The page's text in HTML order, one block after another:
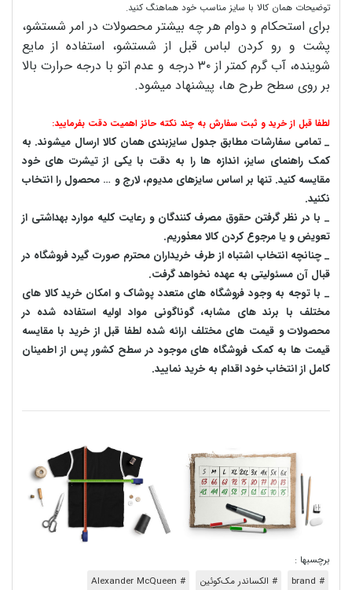
توضیحات همان کالا با سایز مناسب خود هماهنگ کنید.
برای استحکام و دوام هر چه بیشتر محصولات در امر شستشو،
پشت و رو کردن لباس قبل از شستشو، استفاده از مایع
شوینده، آب گرم کمتر از ۳۰ درجه و عدم اتو با درجه حرارت بالا
بر روی سطح طرح ها، پیشنهاد میشود.
لطفا قبل از خرید و ثبت سفارش به چند نکته حائز اهمیت دقت بفرمایید:
_ تمامی سفارشات مطابق جدول سایزبندی همان کالا ارسال میشوند. به
کمک راهنمای سایز، اندازه ها را به دقت با یکی از تیشرت های خود
مقایسه کنید. تنها بر اساس سایزهای مدیوم، لارج و … محصول را انتخاب
نکنید.
_ با در نظر گرفتن حقوق مصرف کنندگان و رعایت کلیه موارد بهداشتی از
تعویض و یا مرجوع کردن کالا معذوریم.
_ چنانچه انتخاب اشتباه از طرف خریداران محترم صورت گیرد فروشگاه در
قبال آن مسئولیتی به عهده نخواهد گرفت.
_ با توجه به‌ وجود فروشگاه های متعدد‌ پوشاک و امکان خرید کالا های
مختلف با برند های مشابه، گوناگونی مواد اولیه استفاده شده در
محصولات و قیمت های مختلف ارائه شده لطفا قبل از خرید با مقایسه
قیمت ها به کمک فروشگاه های موجود در سطح کشور پس از اطمینان
کامل از انتخاب خود اقدام به خرید نمایید.
برچسبها :
# brand
# الکساندر مک‌کوئین # Alexander McQueen